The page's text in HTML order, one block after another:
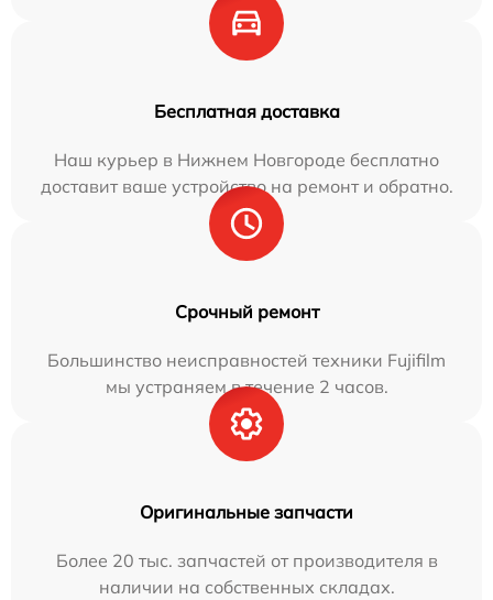
Бесплатная доставка
Наш курьер в Нижнем Новгороде бесплатно
доставит ваше устройство на ремонт и обратно.
Срочный ремонт
Большинство неисправностей техники Fujifilm
мы устраняем в течение 2 часов.
Оригинальные запчасти
Более 20 тыс. запчастей от производителя в
наличии на собственных складах.